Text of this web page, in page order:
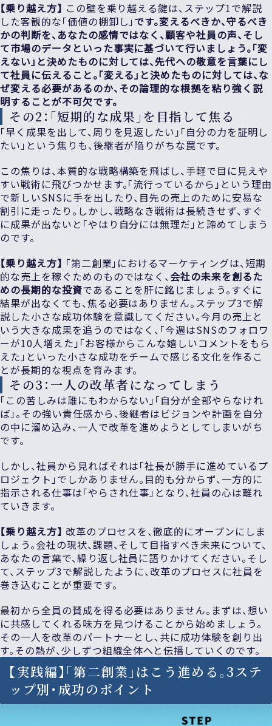
【乗り越え方】 この壁を乗り越える鍵は、ステップ1で解説
した客観的な「価値の棚卸し」です。変えるべきか、守るべき
かの判断を、あなたの感情ではなく、顧客や社員の声、そし
て市場のデータといった事実に基づいて行いましょう。「変
えない」と決めたものに対しては、先代への敬意を言葉にし
て社員に伝えること。「変える」と決めたものに対しては、な
ぜ変える必要があるのか、その論理的な根拠を粘り強く説
明することが不可欠です。
その2：「短期的な成果」を目指して焦る
「早く成果を出して、周りを見返したい」「自分の力を証明し
たい」という焦りも、後継者が陥りがちな罠です。
この焦りは、本質的な戦略構築を飛ばし、手軽で目に見えや
すい戦術に飛びつかせます。「流行っているから」という理由
で新しいSNSに手を出したり、目先の売上のために安易な
割引に走ったり。しかし、戦略なき戦術は長続きせず、すぐ
に成果が出ないと「やはり自分には無理だ」と諦めてしまう
のです。
【乗り越え方】 「第二創業」におけるマーケティングは、短期
的な売上を稼ぐためのものではなく、会社の未来を創るた
めの長期的な投資であることを肝に銘じましょう。すぐに
結果が出なくても、焦る必要はありません。ステップ3で解
説した小さな成功体験を意識してください。今月の売上と
いう大きな成果を追うのではなく、「今週はSNSのフォロワ
ーが10人増えた」「お客様からこんな嬉しいコメントをもら
えた」といった小さな成功をチームで感じる文化を作るこ
とが長期的な視点を育みます。
その3：一人の改革者になってしまう
「この苦しみは誰にもわからない」「自分が全部やらなけれ
ば」。その強い責任感から、後継者はビジョンや計画を自分
の中に溜め込み、一人で改革を進めようとしてしまいがち
です。
しかし、社員から見ればそれは「社長が勝手に進めているプ
ロジェクト」でしかありません。目的も分からず、一方的に
指示される仕事は「やらされ仕事」となり、社員の心は離れ
ていきます。
【乗り越え方】 改革のプロセスを、徹底的にオープンにしま
しょう。会社の現状、課題、そして目指すべき未来について、
あなたの言葉で、繰り返し社員に語りかけてください。そし
て、ステップ3で解説したように、改革のプロセスに社員を
巻き込むことが重要です。
最初から全員の賛成を得る必要はありません。まずは、想い
に共感してくれる味方を見つけることから始めましょう。
その一人を改革のパートナーとし、共に成功体験を創り出
す。その熱が、少しずつ組織全体へと伝播していくのです。
【実践編】「第二創業」はこう進める。3ステ
ップ別・成功のポイント